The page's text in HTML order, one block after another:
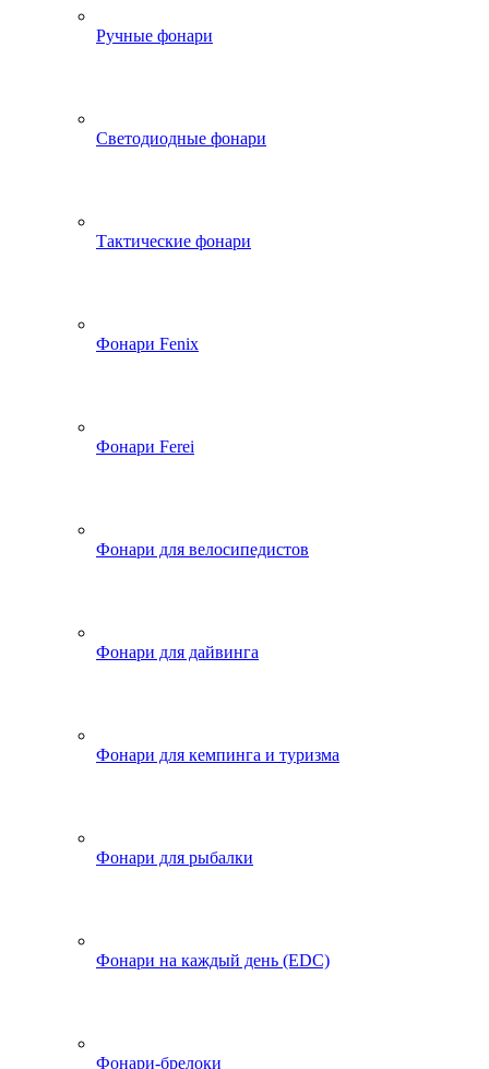
Ручные фонари
Светодиодные фонари
Тактические фонари
Фонари Fenix
Фонари Ferei
Фонари для велосипедистов
Фонари для дайвинга
Фонари для кемпинга и туризма
Фонари для рыбалки
Фонари на каждый день (EDC)
Фонари-брелоки